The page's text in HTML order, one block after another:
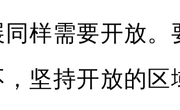
同样需要开放
坚持开放的